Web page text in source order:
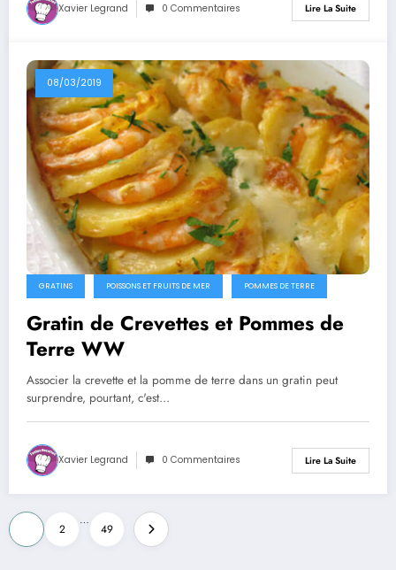
Xavier Legrand 0 Commentaires Lire La Suite
08/03/2019
GRATINS POISSONS ET FRUITS DE MER POMMES DE TERRE
Gratin de Crevettes et Pommes de
Terre WW
Associer la crevette et la pomme de terre dans un gratin peut
surprendre, pourtant, c'est…
Xavier Legrand 0 Commentaires Lire La Suite
Pagination
des
2
…
49